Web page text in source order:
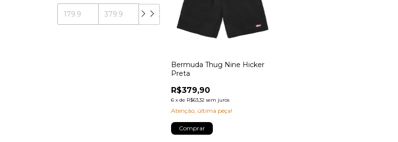
Bermuda Thug Nine Hicker
Preta
R$379,90
6 xde R$63,32 sem juros
Atenção, última peça!
Comprar